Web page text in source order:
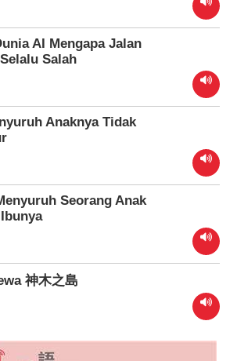
AI Mengapa Jalan
Salah
Anaknya Tidak
Seorang Anak
神木之島